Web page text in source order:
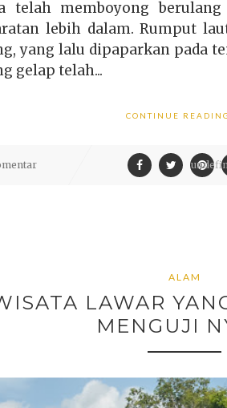
memboyong
lebih dalam. Rumput
yang lalu dipaparkan pada
gelap telah...
CONTINUE
ALAM
LAWAR
MENGUJI